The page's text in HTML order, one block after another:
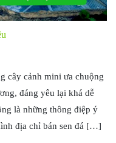
cây cảnh mini ưa chuộng
đáng yêu lại khá dễ
là những thông điệp ý
địa chỉ bán sen đá […]